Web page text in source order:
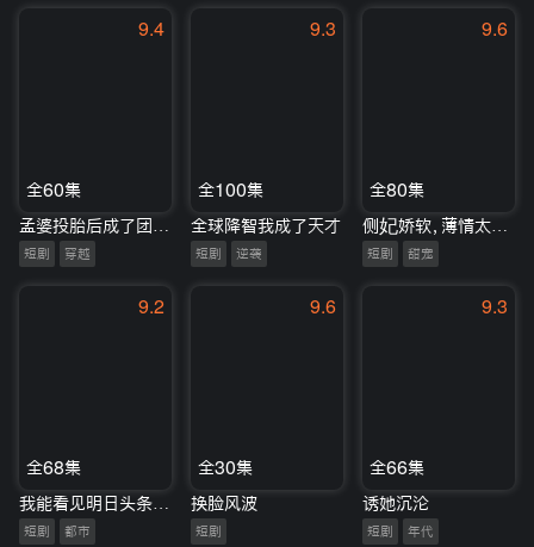
9.4
全60集
短剧 穿越
9.3
全100集
全球降智我成了天才
短剧 逆袭
9.6
全80集
短剧 甜宠
9.2
全68集
短剧 都市
9.6
全30集
换脸风波
短剧
9.3
全66集
诱她沉沦
短剧 年代